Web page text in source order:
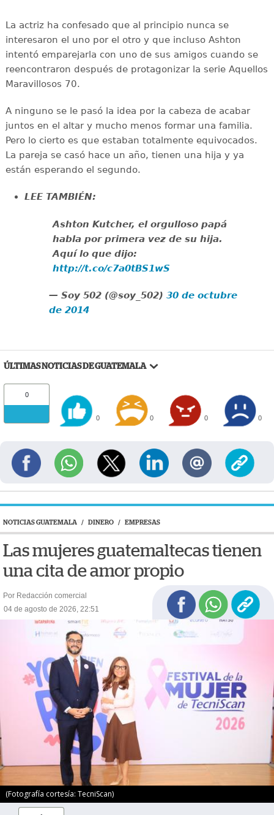
La actriz ha confesado que al principio nunca se
interesaron el uno por el otro y que incluso Ashton
intentó emparejarla con uno de sus amigos cuando se
reencontraron después de protagonizar la serie Aquellos
Maravillosos 70.
A ninguno se le pasó la idea por la cabeza de acabar
juntos en el altar y mucho menos formar una familia.
Pero lo cierto es que estaban totalmente equivocados.
La pareja se casó hace un año, tienen una hija y ya
están esperando el segundo.
LEE TAMBIÉN:
Ashton Kutcher, el orgulloso papá
habla por primera vez de su hija.
Aquí lo que dijo:
http://t.co/c7a0tBS1wS
— Soy 502 (@soy_502) 30 de octubre
de 2014
ÚLTIMAS NOTICIAS DE GUATEMALA
0
0 0 0 0
NOTICIAS GUATEMALA / DINERO / EMPRESAS
Las mujeres guatemaltecas tienen
una cita de amor propio
Por Redacción comercial
04 de agosto de 2026, 22:51
(Fotografía cortesía: TecniScan)